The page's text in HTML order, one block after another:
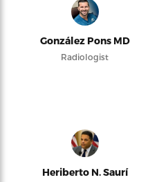
González Pons MD
Radiologist
Heriberto N. Saurí